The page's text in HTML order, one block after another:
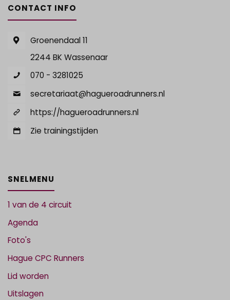
CONTACT INFO
Groenendaal 11
2244 BK Wassenaar
070 - 3281025
secretariaat@hagueroadrunners.nl
https://hagueroadrunners.nl
Zie trainingstijden
SNELMENU
1 van de 4 circuit
Agenda
Foto's
Hague CPC Runners
Lid worden
Uitslagen